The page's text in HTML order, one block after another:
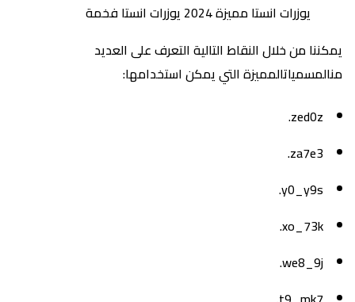
يوزرات انستا مميزة 2024 يوزرات انستا فخمة
يمكننا من خلال النقاط التالية التعرف على العديد
منالمسمياتالمميزة التي يمكن استخدامها:
zed0z.
za7e3.
y0_y9s.
xo_73k.
we8_9j.